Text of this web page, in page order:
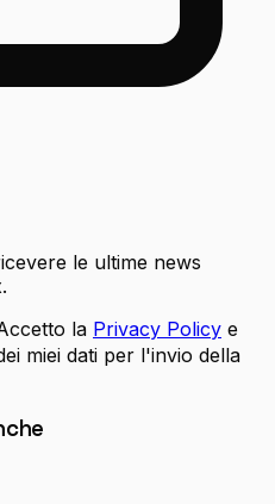
le ultime news
la Privacy Policy e
miei dati per l'invio della